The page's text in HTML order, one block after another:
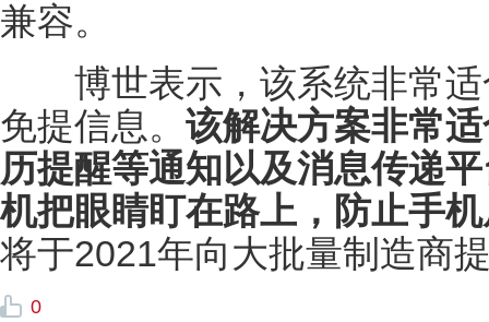
兼容。
博世表示，该系统非常适
免提信息。 该解决方案非常
历提醒等通知以及消息传递
机把眼睛盯在路上，防止手
将于2021年向大批量制造商
0